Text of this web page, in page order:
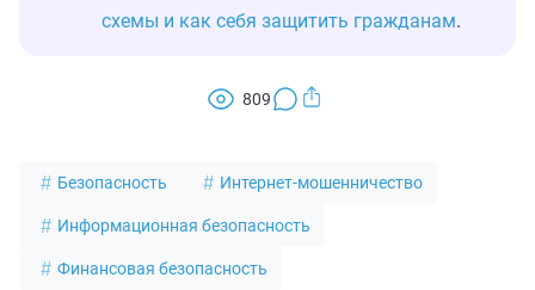
схемы и как себя защитить гражданам.
809
Безопасность Интернет-мошенничество
Информационная безопасность
Финансовая безопасность